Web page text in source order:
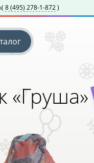
( 8 (495) 278-1-872)
«Груша»